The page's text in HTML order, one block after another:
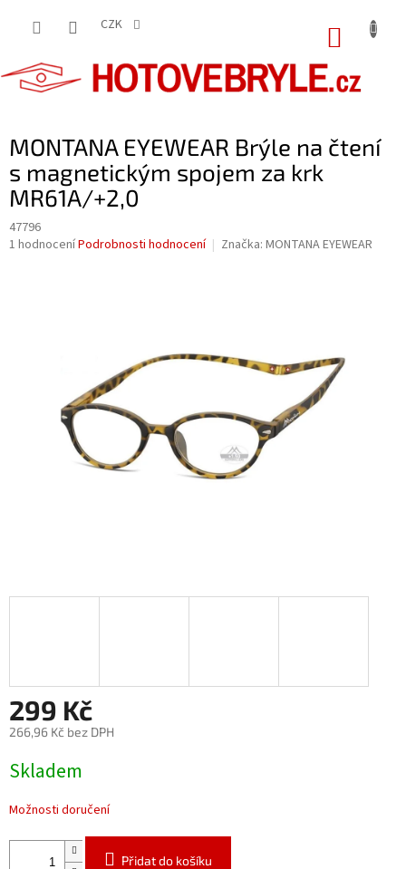
CZK
MONTANA EYEWEAR Brýle na čtení
s magnetickým spojem za krk
MR61A/+2,0
47796
Průměrné
1 hodnoceníPodrobnosti hodnocení Značka: MONTANA EYEWEAR
299 Kč
266,96 Kč bez DPH
cena:
Skladem
Možnosti doručení
Přidat do košíku